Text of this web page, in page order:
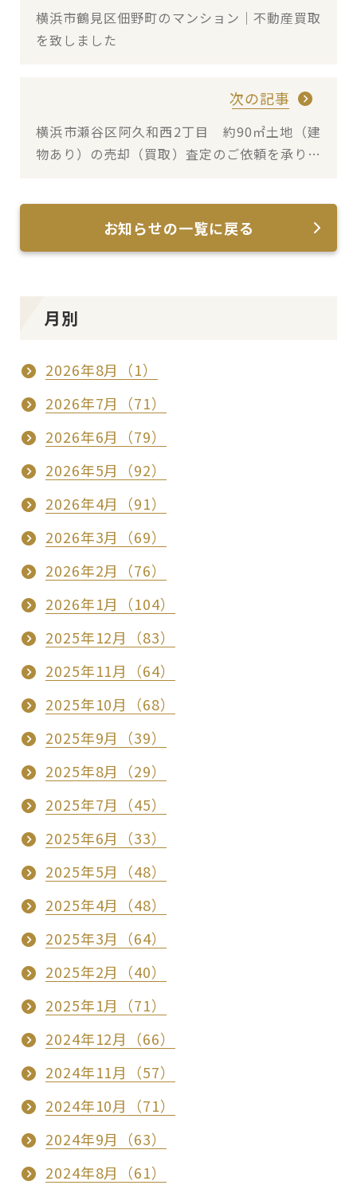
横浜市鶴見区佃野町のマンション｜不動産買取
を致しました
次の記事
横浜市瀬谷区阿久和西2丁目 約90㎡土地（建
物あり）の売却（買取）査定のご依頼を承りま
お知らせの一覧に戻る
月別
2026年8月（1）
2026年7月（71）
2026年6月（79）
2026年5月（92）
2026年4月（91）
2026年3月（69）
2026年2月（76）
2026年1月（104）
2025年12月（83）
2025年11月（64）
2025年10月（68）
2025年9月（39）
2025年8月（29）
2025年7月（45）
2025年6月（33）
2025年5月（48）
2025年4月（48）
2025年3月（64）
2025年2月（40）
2025年1月（71）
2024年12月（66）
2024年11月（57）
2024年10月（71）
2024年9月（63）
2024年8月（61）